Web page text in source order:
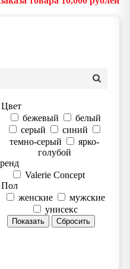
Цвет
бежевый
белый
серый
синий
темно-серый
ярко-
голубой
Valerie Concept
Пол
женские
мужские
унисекс